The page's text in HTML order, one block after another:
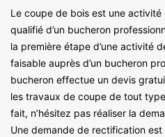
Le coupe de bois est une
qualifié d’un bucheron
la première étape d’une activité
faisable auprès d’un bucheron
bucheron effectue un devis
les travaux de coupe de tout
fait, n’hésitez pas réaliser la
Une demande de rectification